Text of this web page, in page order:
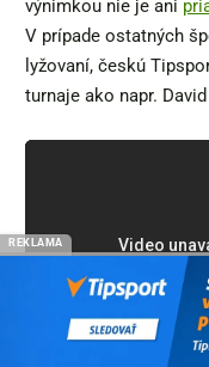
výnimkou nie je ani
V prípade ostatných
lyžovaní, českú
turnaje ako napr. David
REKLAMA